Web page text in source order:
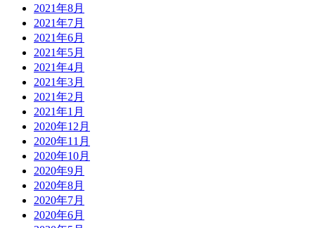
2021年8月
2021年7月
2021年6月
2021年5月
2021年4月
2021年3月
2021年2月
2021年1月
2020年12月
2020年11月
2020年10月
2020年9月
2020年8月
2020年7月
2020年6月